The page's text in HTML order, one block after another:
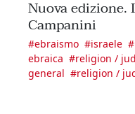
Nuova
Campanini
#ebraismo #israele #
ebraica #religion /
general #religion /